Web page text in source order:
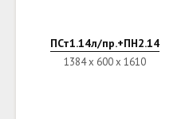
ПСт1.14л/пр.+ПН2.14
1384 х 600 х 1610